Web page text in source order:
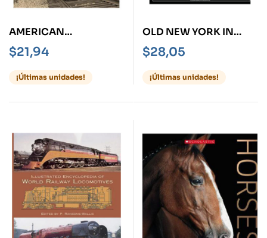
AMERICAN
LOCOMOTIVES IN
HISTORIC
PHOTOGRAPHS 1858
$21,94
¡Últimas unidades!
OLD NEW YORK IN
EARLY PHOTOGRAPHS
196 PRINTS 1853-1901
$28,05
¡Últimas unidades!